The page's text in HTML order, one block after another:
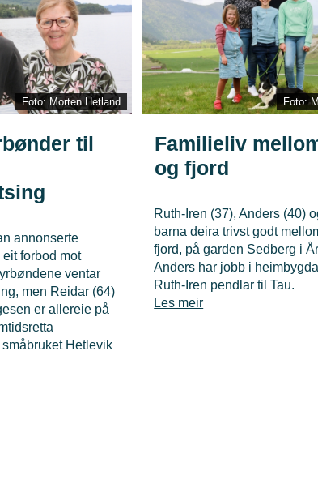
Foto: Morten Hetland
til
annonserte
forbod mot
ventar
men Reidar (64)
er allereie på
Hetlevik
Foto:
Familieliv
og fjord
Ruth-Iren (37), Anders (40)
barna deira trivst godt
fjord, på garden Sedberg i
Anders har jobb i
Ruth-Iren pendlar til Tau.
Les meir